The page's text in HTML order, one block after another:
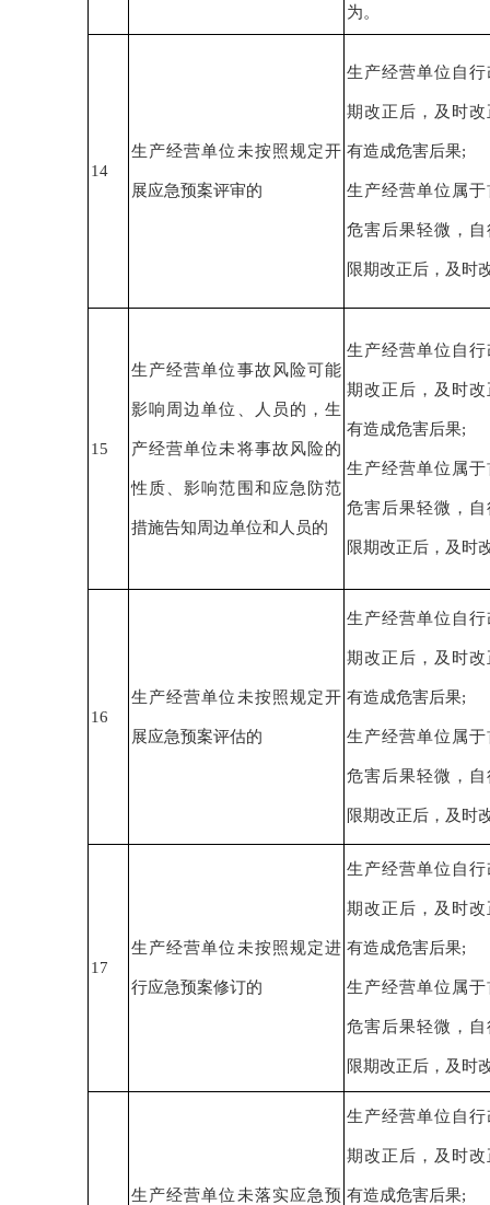
为。
14
生产经营单位未按照规定开
展应急预案评审的
生产经营单位自
期改正后， 及时
有造成危害后果;
生产经营单位 属于
危害后果轻微 ，
限期改正后， 及时
15
生产经营单位事故风险可能
影响周边单位、人员的，生
产经营单位未将事故风险的
性质、影响范围和应急防范
措施告知周边单位和人员的
生产经营单位自
期改正后， 及时
有造成危害后果;
生产经营单位 属于
危害后果轻微 ，
限期改正后， 及时
16
生产经营单位未按照规定开
展应急预案评估的
生产经营单位自
期改正后， 及时
有造成危害后果;
生产经营单位 属于
危害后果轻微 ，
限期改正后， 及时
17
生产经营单位未按照规定进
行应急预案修订的
生产经营单位自
期改正后， 及时
有造成危害后果;
生产经营单位 属于
危害后果轻微 ，
限期改正后， 及时
生产经营单位未落实应急预
生产经营单位自
期改正后， 及时
有造成危害后果;